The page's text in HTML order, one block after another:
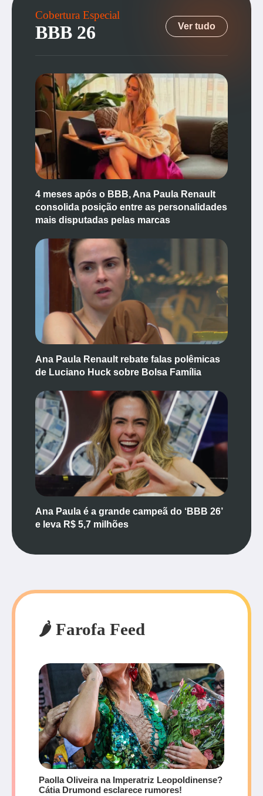
Cobertura Especial
BBB 26 Ver tudo
4 meses após o BBB, Ana Paula Renault
consolida posição entre as personalidades
mais disputadas pelas marcas
Ana Paula Renault rebate falas polêmicas
de Luciano Huck sobre Bolsa Família
Ana Paula é a grande campeã do ‘BBB 26’
e leva R$ 5,7 milhões
🌶️ Farofa Feed
Paolla Oliveira na Imperatriz Leopoldinense?
Cátia Drumond esclarece rumores!